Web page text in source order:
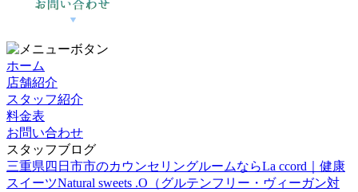
ホーム
店舗紹介
スタッフ紹介
料金表
お問い合わせ
スタッフブログ
三重県四日市市のカウンセリングルームならLa ccord｜健康
スイーツNatural sweets .O（グルテンフリー・ヴィーガン対